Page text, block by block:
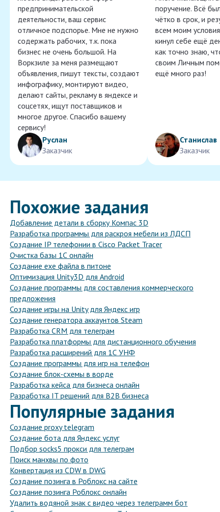
предпринимательской
деятельности, ваш сервис
отличное подспорье. Мне не нужно
содержать рабочих, т.к. пока
бизнес не очень большой. На
Воркзиле за меня размещают
объявления, пишут тексты, создают
инфографику, монтируют видео,
делают сайты, рекламу в яндексе и
соцсетях, ищут поставщиков и
многое другое. Спасибо вашему
сервису!
Руслан
Заказчик
поручение. Всё
чётко в срок, и
всем моим
кинул себе ещё
как точно знаю,
своим Личным
ещё много раз!
Станислав
Заказчик
Похожие задания
Добавление детали в сборку Компас 3D
Разработка программы для раскроя мебели из ЛДСП
Создание IP телефонии в Cisco Packet Tracer
Очистка базы 1С онлайн
Создание exe файла в питоне
Оптимизация Unity3D для Android
Создание программы для составления коммерческого
предложения
Создание игры на Unity для Яндекс игр
Создание генератора аккаунтов Steam
Разработка CRM для телеграм
Разработка платформы для дистанционного обучения
Разработка расширений для 1С УНФ
Создание программы для игр на телефон
Создание блок-схемы в ворде
Разработка кейса для бизнеса онлайн
Разработка IT решений для B2B бизнеса
Популярные задания
Создание proxy telegram
Создание бота для Яндекс услуг
Подбор socks5 прокси для телеграм
Поиск манхвы по фото
Конвертация из CDW в DWG
Создание позинга в Роблокс на сайте
Создание позинга Роблокс онлайн
Удалить водяной знак с видео через телеграмм бот